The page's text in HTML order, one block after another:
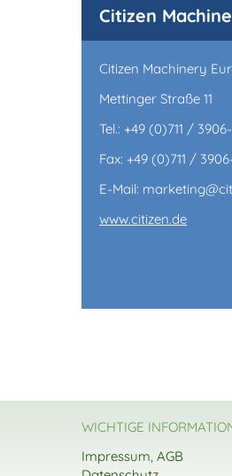
Citizen
Citizen Machinery
Mettinger Straße 11
Tel.: +49 (0)711 /
Fax: +49 (0)711 /
E-Mail:
www.citizen.de
WICHTIGE
Impressum, AGB